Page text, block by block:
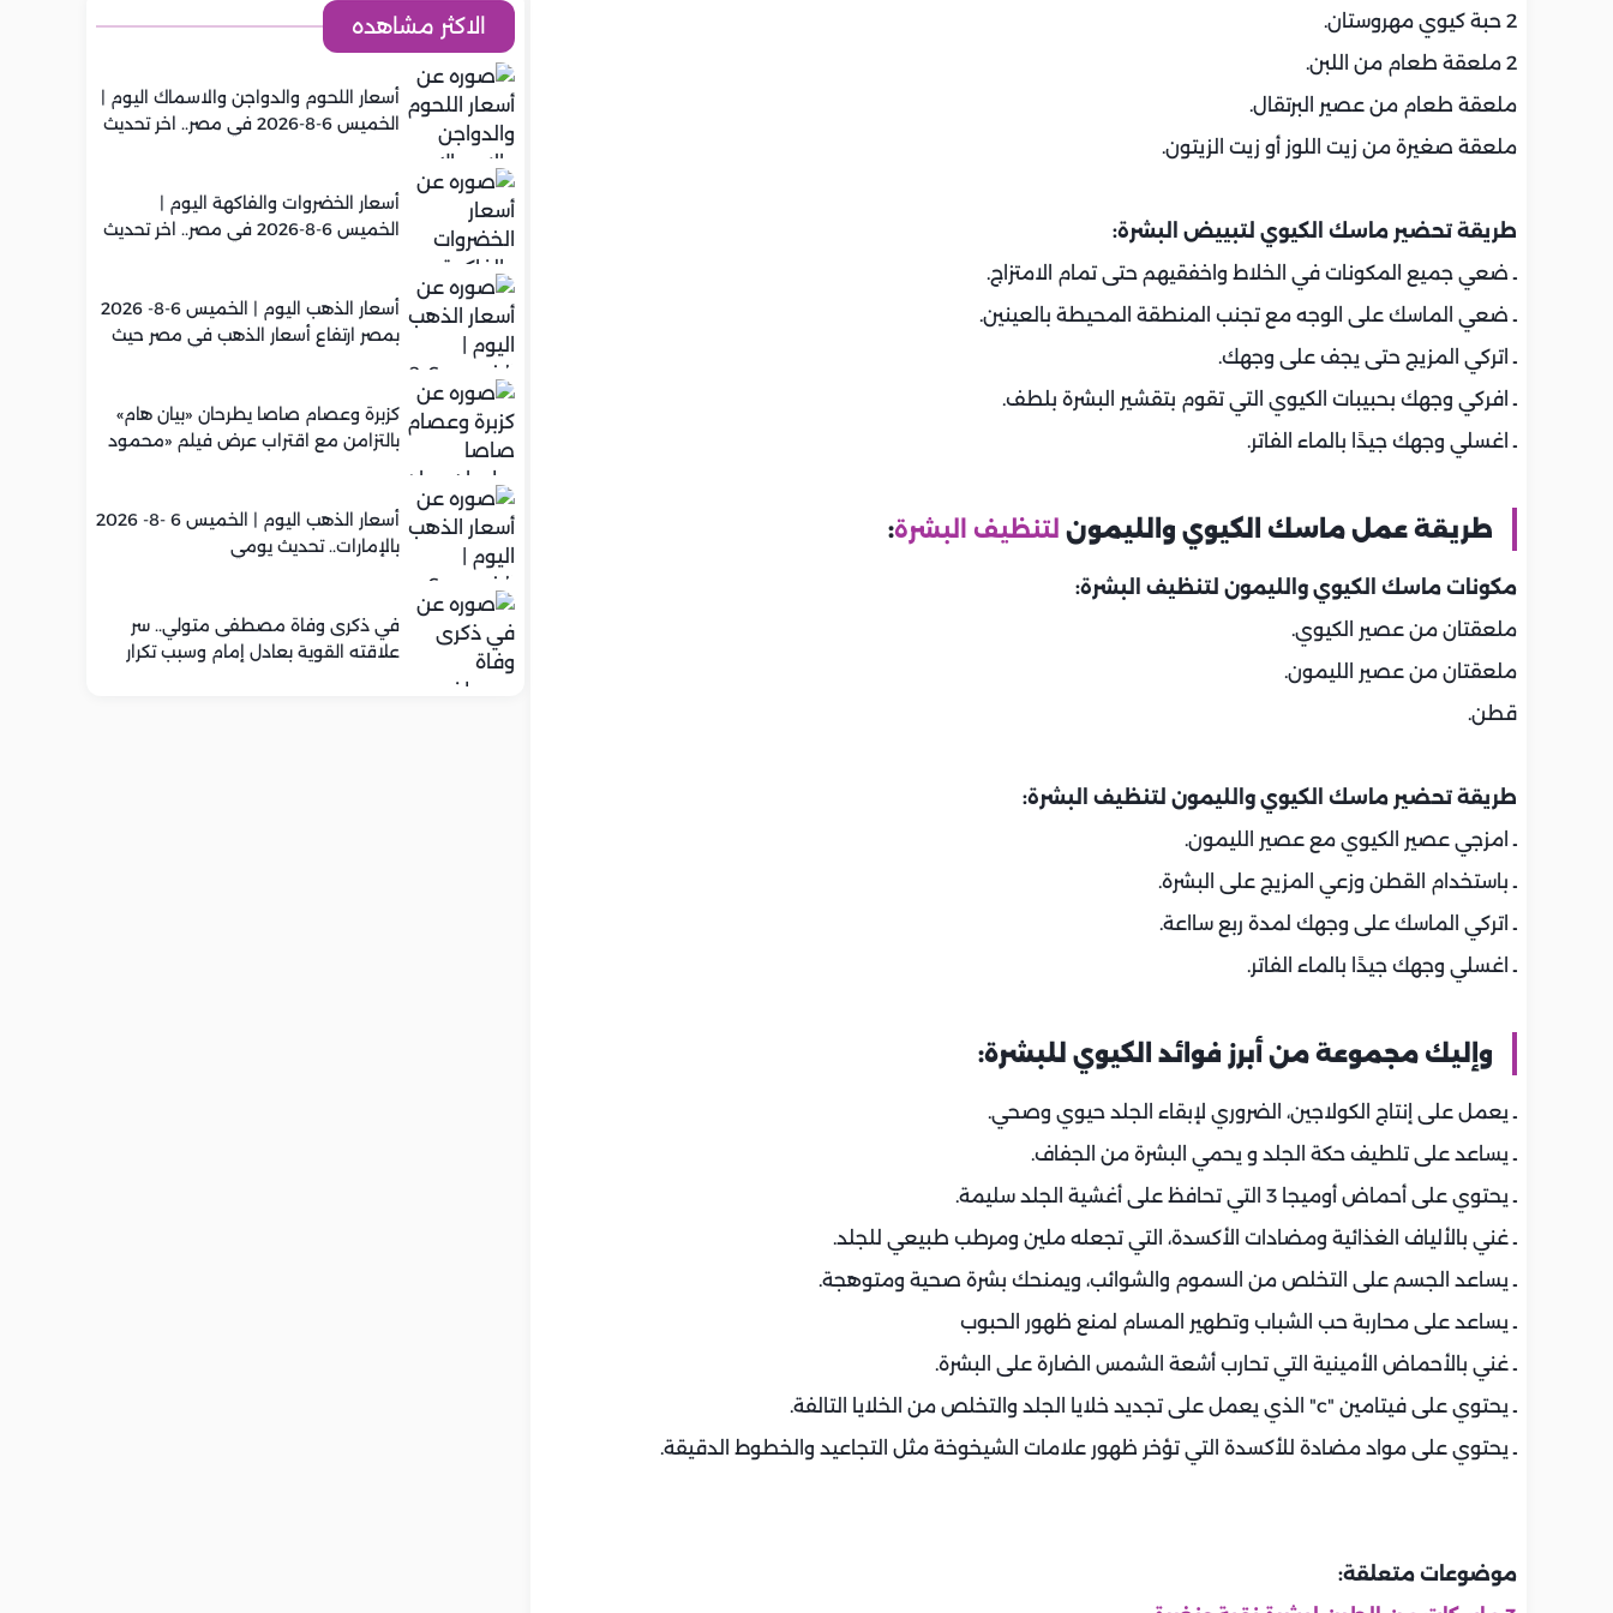
2 حبة كيوي مهروستان.
2 ملعقة طعام من اللبن.
ملعقة طعام من عصير البرتقال.
ملعقة صغيرة من زيت اللوز أو زيت الزيتون.
طريقة تحضير ماسك الكيوي لتبييض البشرة:
ـ ضعي جميع المكونات في الخلاط واخفقيهم حتى تمام الامتزاج.
ـ ضعي الماسك على الوجه مع تجنب المنطقة المحيطة بالعينين.
ـ اتركي المزيج حتى يجف على وجهك.
ـ افركي وجهك بحبيبات الكيوي التي تقوم بتقشير البشرة بلطف.
ـ اغسلي وجهك جيدًا بالماء الفاتر.
طريقة عمل ماسك الكيوي والليمون لتنظيف البشرة:
مكونات ماسك الكيوي والليمون لتنظيف البشرة:
ملعقتان من عصير الكيوي.
ملعقتان من عصير الليمون.
قطن.
طريقة تحضير ماسك الكيوي والليمون لتنظيف البشرة:
ـ امزجي عصير الكيوي مع عصير الليمون.
ـ باستخدام القطن وزعي المزيج على البشرة.
ـ اتركي الماسك على وجهك لمدة ربع سااعة.
ـ اغسلي وجهك جيدًا بالماء الفاتر.
وإليك مجموعة من أبرز فوائد الكيوي للبشرة:
ـ يعمل على إنتاج الكولاجين، الضروري لإبقاء الجلد حيوي وصحي.
ـ يساعد على تلطيف حكة الجلد و يحمي البشرة من الجفاف.
ـ يحتوي على أحماض أوميجا 3 التي تحافظ على أغشية الجلد سليمة.
ـ غني بالألياف الغذائية ومضادات الأكسدة، التي تجعله ملين ومرطب طبيعي للجلد.
ـ يساعد الجسم على التخلص من السموم والشوائب، ويمنحك بشرة صحية ومتوهجة.
ـ يساعد على محاربة حب الشباب وتطهير المسام لمنع ظهور الحبوب
ـ غني بالأحماض الأمينية التي تحارب أشعة الشمس الضارة على البشرة.
ـ يحتوي على فيتامين "c" الذي يعمل على تجديد خلايا الجلد والتخلص من الخلايا التالفة.
ـ يحتوي على مواد مضادة للأكسدة التي تؤخر ظهور علامات الشيخوخة مثل التجاعيد والخطوط الدقيقة.
موضوعات متعلقة:
الاكثر مشاهده
أسعار اللحوم والدواجن والاسماك اليوم |
الخميس 6-8-2026 في مصر.. اخر تحديث
أسعار الخضروات والفاكهة اليوم |
الخميس 6-8-2026 في مصر.. اخر تحديث
أسعار الذهب اليوم | الخميس 6-8- 2026
بمصر ارتفاع أسعار الذهب في مصر حيث
كزبرة وعصام صاصا يطرحان «بيان هام»
بالتزامن مع اقتراب عرض فيلم «محمود
أسعار الذهب اليوم | الخميس 6 -8- 2026
بالإمارات.. تحديث يومي
في ذكرى وفاة مصطفى متولي.. سر
علاقته القوية بعادل إمام وسبب تكرار